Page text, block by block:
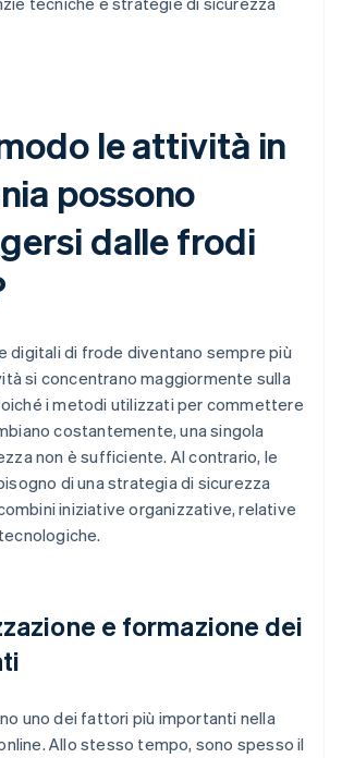
le attività in
possono
dalle frodi
digitali di frode diventano sempre più
si concentrano maggiormente sulla
i metodi utilizzati per commettere
costantemente, una singola
non è sufficiente. Al contrario, le
di una strategia di sicurezza
iniziative organizzative, relative
e formazione dei
uno dei fattori più importanti nella
Allo stesso tempo, sono spesso il